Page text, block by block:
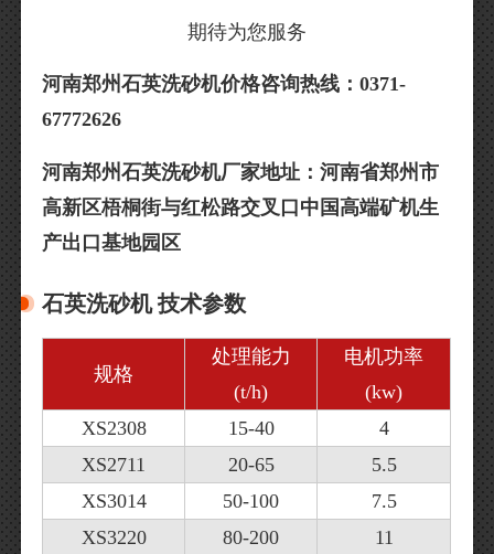
期待为您服务
河南郑州石英洗砂机价格咨询热线：0371-
67772626
河南郑州石英洗砂机厂家地址：河南省郑州市
高新区梧桐街与红松路交叉口中国高端矿机生
产出口基地园区
石英洗砂机 技术参数
规格
处理能力
(t/h)
电机功率
(kw)
XS2308
15-40
4
XS2711
20-65
5.5
XS3014
50-100
7.5
XS3220
80-200
11